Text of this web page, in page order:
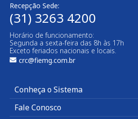
Recepção Sede:
(31) 3263 4200
Horário de funcionamento:
Segunda a sexta-feira das 8h às 17h
Exceto feriados nacionais e locais.
crc@fiemg.com.br
Conheça o Sistema
Fale Conosco